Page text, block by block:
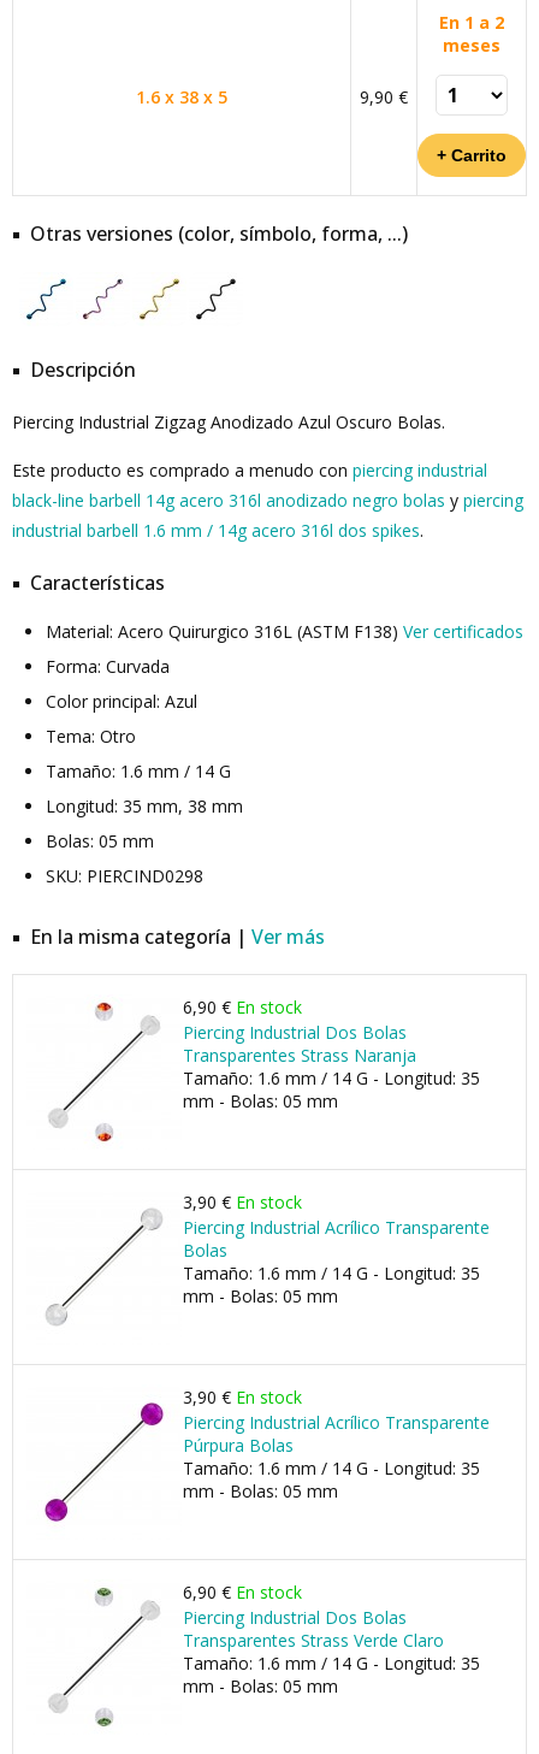
1.6 x 38 x 5 9,90 €
En 1 a 2
meses
Otras versiones (color, símbolo, forma, ...)
Descripción
Piercing Industrial Zigzag Anodizado Azul Oscuro Bolas.
Este producto es comprado a menudo con piercing industrial
black-line barbell 14g acero 316l anodizado negro bolas y piercing
industrial barbell 1.6 mm / 14g acero 316l dos spikes.
Características
Material: Acero Quirurgico 316L (ASTM F138) Ver certificados
Forma: Curvada
Color principal: Azul
Tema: Otro
Tamaño: 1.6 mm / 14 G
Longitud: 35 mm, 38 mm
Bolas: 05 mm
SKU: PIERCIND0298
En la misma categoría | Ver más
6,90 € En stock
Piercing Industrial Dos Bolas
Transparentes Strass Naranja
Tamaño: 1.6 mm / 14 G - Longitud: 35
mm - Bolas: 05 mm
3,90 € En stock
Piercing Industrial Acrílico Transparente
Bolas
Tamaño: 1.6 mm / 14 G - Longitud: 35
mm - Bolas: 05 mm
3,90 € En stock
Piercing Industrial Acrílico Transparente
Púrpura Bolas
Tamaño: 1.6 mm / 14 G - Longitud: 35
mm - Bolas: 05 mm
6,90 € En stock
Piercing Industrial Dos Bolas
Transparentes Strass Verde Claro
Tamaño: 1.6 mm / 14 G - Longitud: 35
mm - Bolas: 05 mm